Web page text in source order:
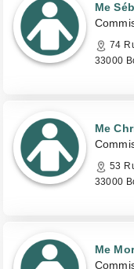
Me
74
33000
Me
53
33000
Me